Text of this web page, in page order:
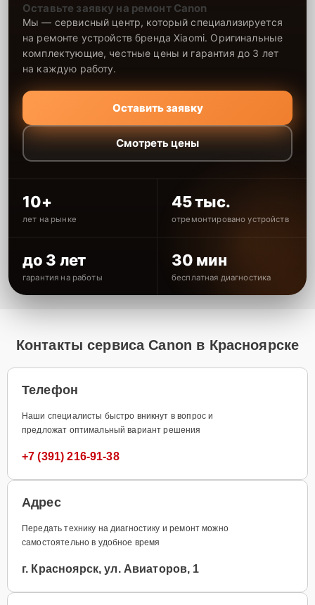
Оставьте заявку на ремонт Canon
Мы — сервисный центр, который специализируется
на ремонте устройств бренда Xiaomi. Оригинальные
комплектующие, честные цены и гарантия до 3 лет
на каждую работу.
Оставить заявку
Смотреть цены
10+
лет на рынке
45 тыс.
отремонтировано устройств
до 3 лет
гарантия на работы
30 мин
бесплатная диагностика
Контакты сервиса Canon в Красноярске
Телефон
Наши специалисты быстро вникнут в вопрос и
предложат оптимальный вариант решения
+7 (391) 216-91-38
Адрес
Передать технику на диагностику и ремонт можно
самостоятельно в удобное время
г. Красноярск, ул. Авиаторов, 1